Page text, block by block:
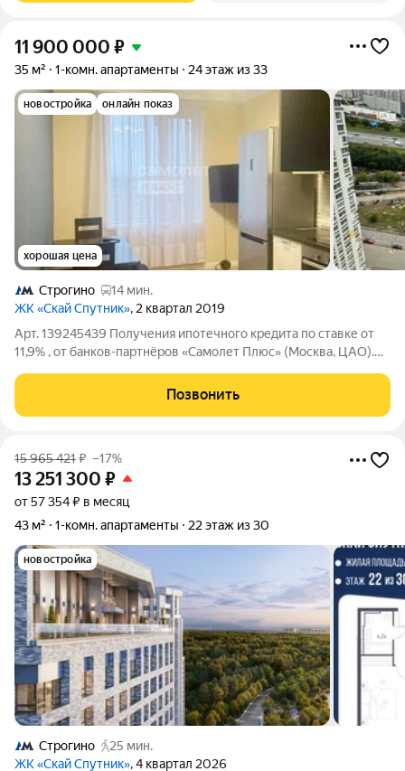
11 900 000 ₽
35 м² 1-комн. апартаменты 24 этаж из 33
новостройка онлайн показ
хорошая цена
Строгино
14 мин.
ЖК «Скай Спутник», 2 квартал 2019
Арт. 139245439 Получения ипотечного кредита по ставке от
11,9% , от банков-партнёров «Самолет Плюс» (Москва, ЦАО).
в ЖК бизнескласса SkySputnik. Рядом с Живописной бухтой!
ЭКСКЛЮЗИВНОЕ
Позвонить
15 965 421₽ –17%
13 251 300 ₽
от 57 354 ₽ в месяц
43 м²
1-комн. апартаменты 22 этаж из 30
новостройка
Строгино
25 мин.
ЖК «Скай Спутник», 4 квартал 2026